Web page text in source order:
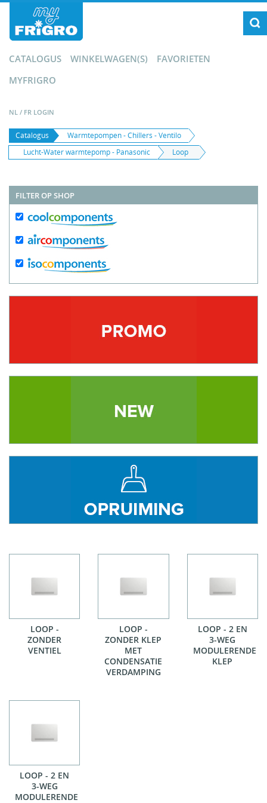
CATALOGUS WINKELWAGEN(S)
FAVORIETEN
MYFRIGRO
NL / FR LOGIN
Catalogus
Warmtepompen - Chillers - Ventilo
Lucht-Water warmtepomp - Panasonic
Loop
FILTER OP SHOP
LOOP -
ZONDER
VENTIEL
LOOP -
ZONDER KLEP
MET
CONDENSATIE
VERDAMPING
LOOP - 2 EN
3-WEG
MODULERENDE
KLEP
LOOP - 2 EN
3-WEG
MODULERENDE